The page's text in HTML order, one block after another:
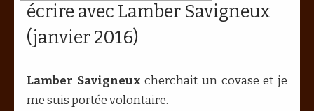
écrire avec Lamber Savigneux
(janvier 2016)
Lamber Savigneux cherchait un covase et je
me suis portée volontaire.